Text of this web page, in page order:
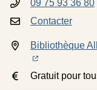
INFOS UTILES
09 75 93 36 80
Contacter
Bibliothèque
(ouverture
(ouverture
Gratuit pour